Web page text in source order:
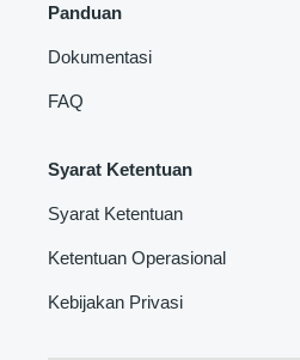
Panduan
Dokumentasi
FAQ
Syarat Ketentuan
Syarat Ketentuan
Ketentuan Operasional
Kebijakan Privasi